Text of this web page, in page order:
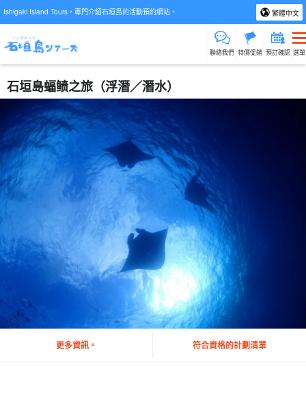
Ishigaki Island Tours，專門介紹石垣島的活動預約網站。 繁體中文
聯絡我們 特價促銷 預訂確認 選單
石垣島蝠鲼之旅（浮潛／潛水）
更多資訊。 符合資格的計劃清單